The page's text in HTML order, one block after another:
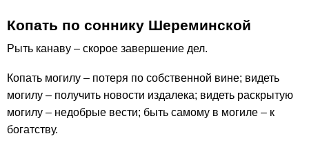
Копать по соннику Шереминской
Рыть канаву – скорое завершение дел.
Копать могилу – потеря по собственной вине; видеть
могилу – получить новости издалека; видеть раскрытую
могилу – недобрые вести; быть самому в могиле – к
богатству.